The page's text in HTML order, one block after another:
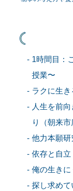
1時間目：
授業〜
ラクに生
人生を前
り（朝来市
他力本願
依存と自立
俺の生き
探し求め